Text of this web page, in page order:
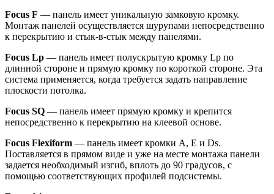
Focus F — панель имеет уникальную замковую кромку.
Монтаж панелей осуществляется шурупами непосредственно
к перекрытию и стык-в-стык между панелями.
Focus Lp — панель имеет полускрытую кромку Lp по
длинной стороне и прямую кромку по короткой стороне. Эта
система применяется, когда требуется задать направление
плоскости потолка.
Focus SQ — панель имеет прямую кромку и крепится
непосредственно к перекрытию на клеевой основе.
Focus Flexiform — панель имеет кромки А, Е и Ds.
Поставляется в прямом виде и уже на месте монтажа панели
задается необходимый изгиб, вплоть до 90 градусов, с
помощью соответствующих профилей подсистемы.